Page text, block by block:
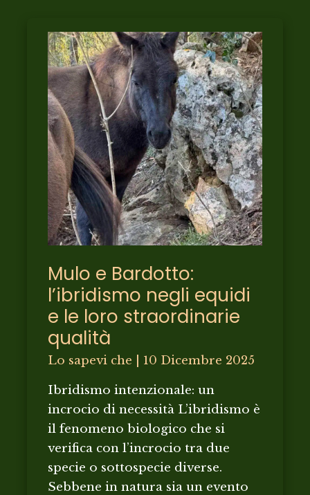
Mulo e Bardotto:
l’ibridismo negli equidi
e le loro straordinarie
qualità
Lo sapevi che 10 Dicembre 2025
Ibridismo intenzionale: un
incrocio di necessità L’ibridismo è
il fenomeno biologico che si
verifica con l’incrocio tra due
specie o sottospecie diverse.
Sebbene in natura sia un evento
MULO
E
BARDOTTO:
L’IBRIDISMO
NEGLI
EQUIDI
E
LE
LORO
STRAORDINARIE
QUALITÀ